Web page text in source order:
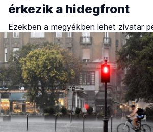
érkezik a hidegfront
Ezekben a megyékben lehet zivatar